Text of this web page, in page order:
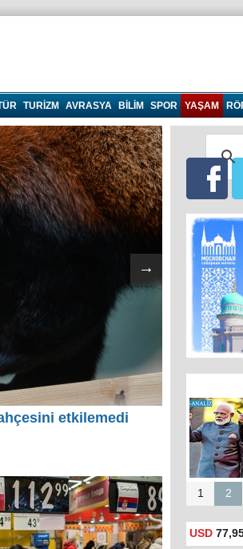
TURIZM AVRASYA BILIM SPOR YAŞAM
→
etkilemedi
1 2
USD